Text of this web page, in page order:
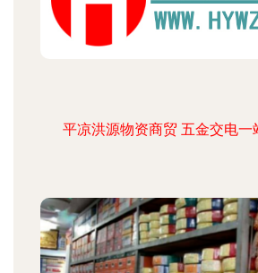
平凉洪源物资商贸 五金交电一